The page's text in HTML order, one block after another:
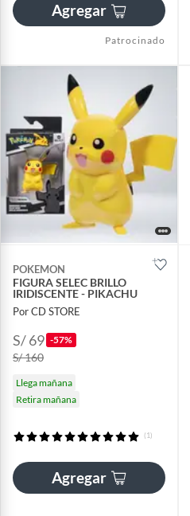
Agregar
Patrocinado
POKEMON
FIGURA SELEC BRILLO
IRIDISCENTE - PIKACHU
Por CD STORE
S/ 69 -57%
S/ 160
Llega mañana
Retira mañana
(1)
Agregar